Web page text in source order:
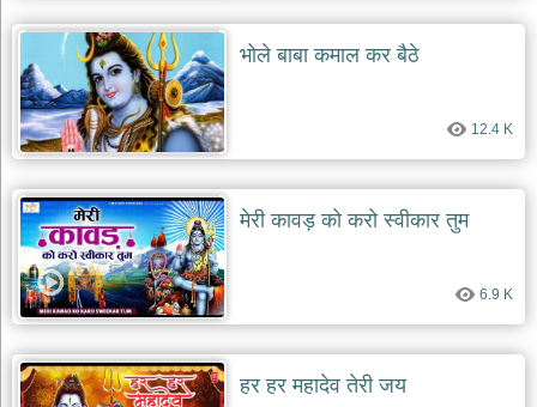
भोले बाबा कमाल कर बैठे
12.4 K
मेरी कावड़ को करो स्वीकार तुम
6.9 K
हर हर महादेव तेरी जय